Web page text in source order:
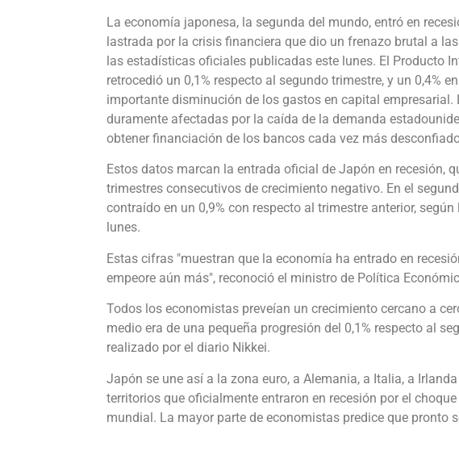
La economía japonesa, la segunda del mundo, entró en
lastrada por la crisis financiera que dio un frenazo brutal a
las estadísticas oficiales publicadas este lunes. El Producto
retrocedió un 0,1% respecto al segundo trimestre, y un 0,4%
importante disminución de los gastos en capital
duramente afectadas por la caída de la demanda
obtener financiación de los bancos cada vez más
Estos datos marcan la entrada oficial de Japón en recesión,
trimestres consecutivos de crecimiento negativo. En el
contraído en un 0,9% con respecto al trimestre anterior,
lunes.
Estas cifras "muestran que la economía ha entrado en
empeore aún más", reconoció el ministro de Política
Todos los economistas preveían un crecimiento cercano a
medio era de una pequeña progresión del 0,1% respecto al
realizado por el diario Nikkei.
Japón se une así a la zona euro, a Alemania, a Italia, a
territorios que oficialmente entraron en recesión por el
mundial. La mayor parte de economistas predice que pronto